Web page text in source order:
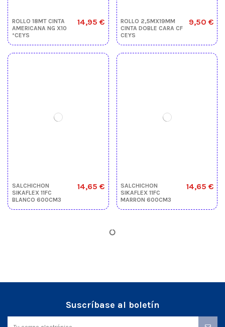
ROLLO 18MT CINTA
AMERICANA NG X10
*CEYS
14,95 €
ROLLO 2,5MX19MM
CINTA DOBLE CARA CF
CEYS
9,50 €
SALCHICHON
SIKAFLEX 11FC
BLANCO 600CM3
14,65 €
SALCHICHON
SIKAFLEX 11FC
MARRON 600CM3
14,65 €
Suscríbase al boletín